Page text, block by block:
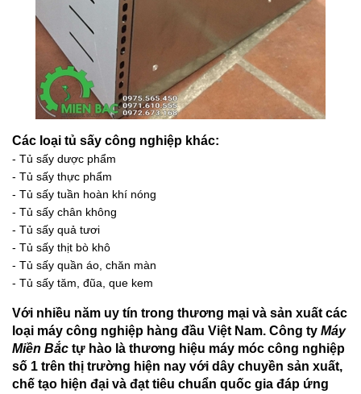
Các loại tủ sấy công nghiệp khác:
- Tủ sấy dược phẩm
- Tủ sấy thực phẩm
- Tủ sấy tuần hoàn khí nóng
- Tủ sấy chân không
- Tủ sấy quả tươi
- Tủ sấy thịt bò khô
- Tủ sấy quần áo, chăn màn
- Tủ sấy tăm, đũa, que kem
Với nhiều năm uy tín trong thương mại và sản xuất các
loại máy công nghiệp hàng đầu Việt Nam. Công ty Máy
Miền Bắc tự hào là thương hiệu máy móc công nghiệp
số 1 trên thị trường hiện nay với dây chuyền sản xuất,
chế tạo hiện đại và đạt tiêu chuẩn quốc gia đáp ứng